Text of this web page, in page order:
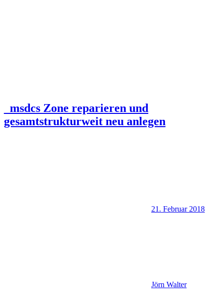
_msdcs Zone reparieren und
gesamtstrukturweit neu anlegen
21. Februar 2018
Jörn Walter